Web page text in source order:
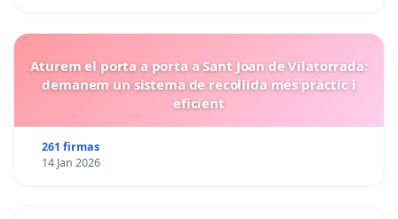
Aturem el porta a porta a Sant Joan de Vilatorrada:
demanem un sistema de recollida més pràctic i
eficient
261 firmas
14 Jan 2026